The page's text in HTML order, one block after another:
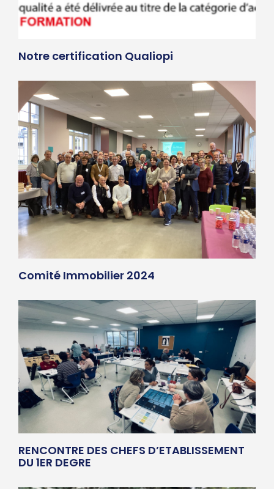
Notre certification Qualiopi
Comité Immobilier 2024
RENCONTRE DES CHEFS D’ETABLISSEMENT
DU 1ER DEGRE